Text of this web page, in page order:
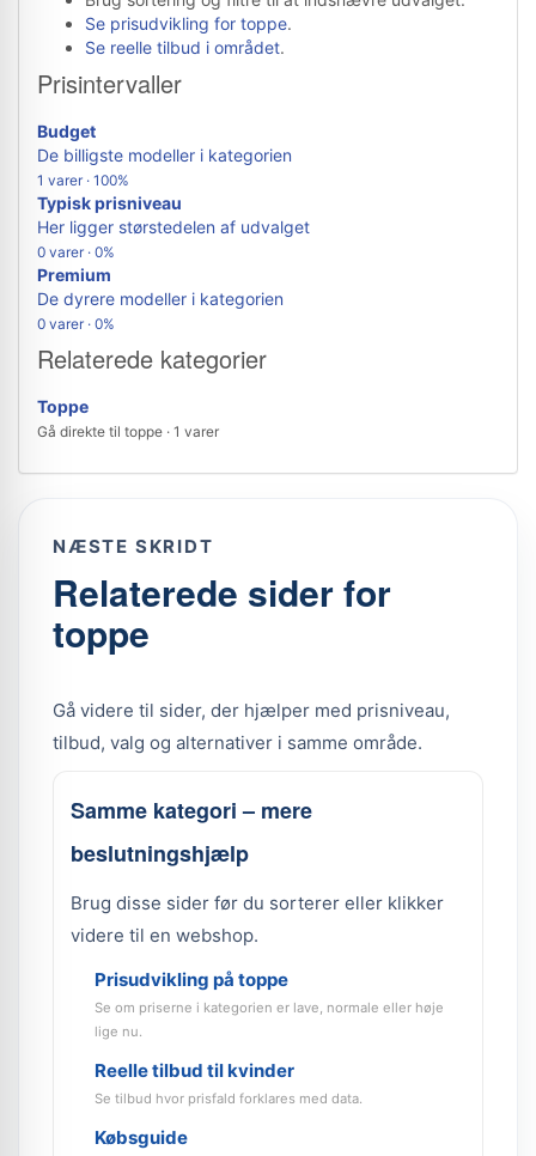
Se prisudvikling for toppe.
Se reelle tilbud i området.
Prisintervaller
Budget
De billigste modeller i kategorien
1 varer · 100%
Typisk prisniveau
Her ligger størstedelen af udvalget
0 varer · 0%
Premium
De dyrere modeller i kategorien
0 varer · 0%
Relaterede kategorier
Toppe
Gå direkte til toppe · 1 varer
NÆSTE SKRIDT
Relaterede sider for
toppe
Gå videre til sider, der hjælper med prisniveau,
tilbud, valg og alternativer i samme område.
Samme kategori – mere
beslutningshjælp
Brug disse sider før du sorterer eller klikker
videre til en webshop.
Prisudvikling på toppe
Se om priserne i kategorien er lave, normale eller høje
lige nu.
Reelle tilbud til kvinder
Se tilbud hvor prisfald forklares med data.
Købsguide